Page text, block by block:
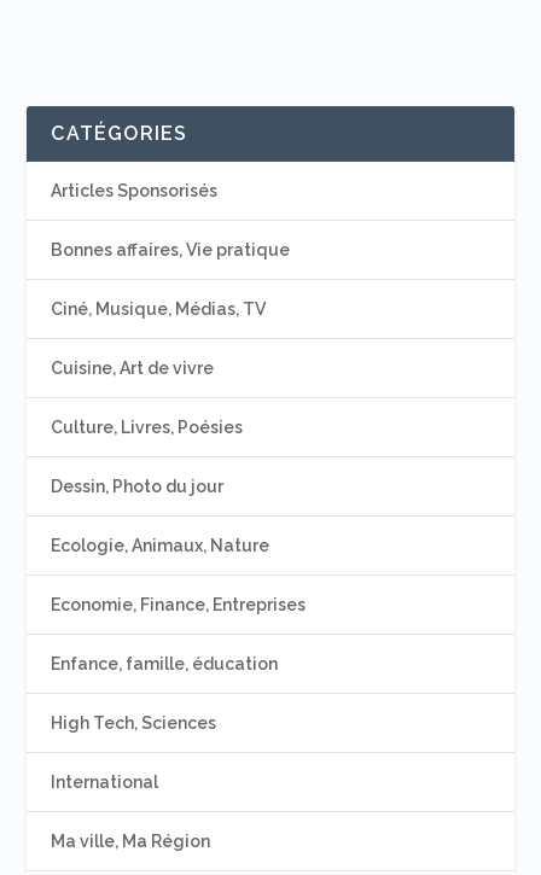
CATÉGORIES
Articles Sponsorisés
Bonnes affaires, Vie pratique
Ciné, Musique, Médias, TV
Cuisine, Art de vivre
Culture, Livres, Poésies
Dessin, Photo du jour
Ecologie, Animaux, Nature
Economie, Finance, Entreprises
Enfance, famille, éducation
High Tech, Sciences
International
Ma ville, Ma Région